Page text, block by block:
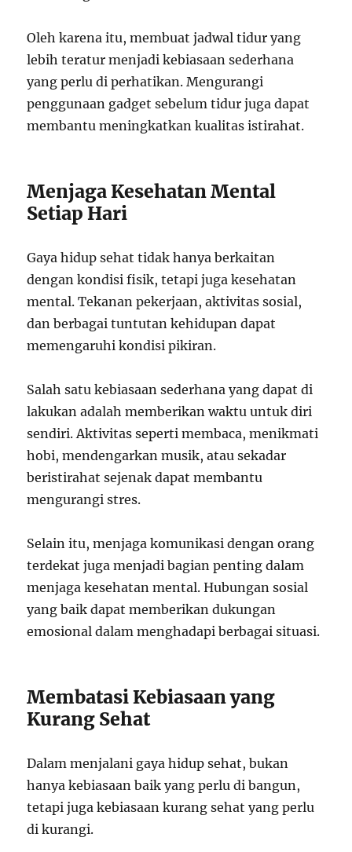
Oleh karena itu, membuat jadwal tidur yang
lebih teratur menjadi kebiasaan sederhana
yang perlu di perhatikan. Mengurangi
penggunaan gadget sebelum tidur juga dapat
membantu meningkatkan kualitas istirahat.
Menjaga Kesehatan Mental
Setiap Hari
Gaya hidup sehat tidak hanya berkaitan
dengan kondisi fisik, tetapi juga kesehatan
mental. Tekanan pekerjaan, aktivitas sosial,
dan berbagai tuntutan kehidupan dapat
memengaruhi kondisi pikiran.
Salah satu kebiasaan sederhana yang dapat di
lakukan adalah memberikan waktu untuk diri
sendiri. Aktivitas seperti membaca, menikmati
hobi, mendengarkan musik, atau sekadar
beristirahat sejenak dapat membantu
mengurangi stres.
Selain itu, menjaga komunikasi dengan orang
terdekat juga menjadi bagian penting dalam
menjaga kesehatan mental. Hubungan sosial
yang baik dapat memberikan dukungan
emosional dalam menghadapi berbagai situasi.
Membatasi Kebiasaan yang
Kurang Sehat
Dalam menjalani gaya hidup sehat, bukan
hanya kebiasaan baik yang perlu di bangun,
tetapi juga kebiasaan kurang sehat yang perlu
di kurangi.